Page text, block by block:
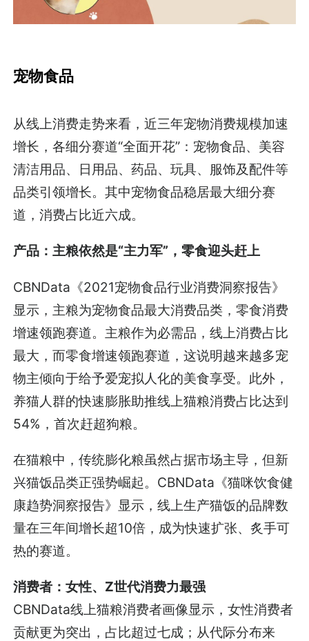
宠物食品
从线上消费走势来看，近三年宠物消费规模加速
增长，各细分赛道“全面开花”：宠物食品、美容
清洁用品、日用品、药品、玩具、服饰及配件等
品类引领增长。其中宠物食品稳居最大细分赛
道，消费占比近六成。
产品：主粮依然是“主力军”，零食迎头赶上
CBNData《2021宠物食品行业消费洞察报告》
显示，主粮为宠物食品最大消费品类，零食消费
增速领跑赛道。主粮作为必需品，线上消费占比
最大，而零食增速领跑赛道，这说明越来越多宠
物主倾向于给予爱宠拟人化的美食享受。此外，
养猫人群的快速膨胀助推线上猫粮消费占比达到
54%，首次赶超狗粮。
在猫粮中，传统膨化粮虽然占据市场主导，但新
兴猫饭品类正强势崛起。CBNData《猫咪饮食健
康趋势洞察报告》显示，线上生产猫饭的品牌数
量在三年间增长超10倍，成为快速扩张、炙手可
热的赛道。
消费者：女性、Z世代消费力最强
CBNData线上猫粮消费者画像显示，女性消费者
贡献更为突出，占比超过七成；从代际分布来